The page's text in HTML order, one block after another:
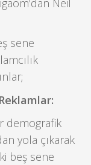
sene
demografik
yola çıkarak
beş sene